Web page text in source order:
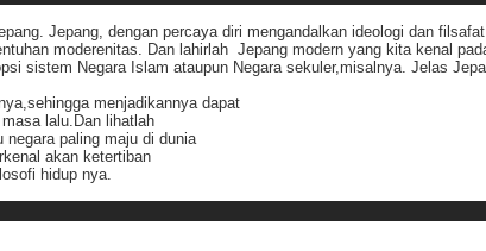
Jepang, dengan percaya diri mengandalkan ideologi dan
moderenitas. Dan lahirlah Jepang modern yang kita kenal
sistem Negara Islam ataupun Negara sekuler,misalnya. Jelas
menjadikannya dapat
lalu.Dan lihatlah
negara paling maju di dunia
akan ketertiban
hidup nya.